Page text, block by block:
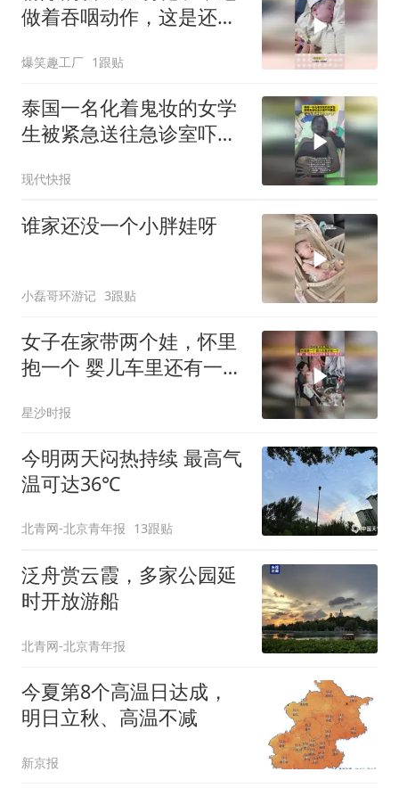
做着吞咽动作，这是还没
爆笑趣工厂 1跟贴
泰国一名化着鬼妆的女学
生被紧急送往急诊室吓坏
体”
现代快报
谁家还没一个小胖娃呀
小磊哥环游记 3跟贴
女子在家带两个娃，怀里
抱一个 婴儿车里还有一
就全是珍贵回忆
星沙时报
今明两天闷热持续 最高气
温可达36℃
北青网-北京青年报 13跟贴
泛舟赏云霞，多家公园延
时开放游船
北青网-北京青年报
今夏第8个高温日达成，
明日立秋、高温不减
新京报